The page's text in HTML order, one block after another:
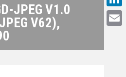
JPEG V1.0
V62),